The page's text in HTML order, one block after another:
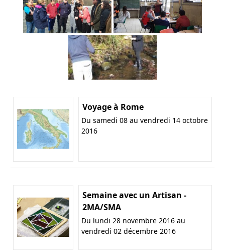
Voyage à Rome
Du samedi 08 au vendredi 14 octobre
2016
Semaine avec un Artisan -
2MA/SMA
Du lundi 28 novembre 2016 au
vendredi 02 décembre 2016